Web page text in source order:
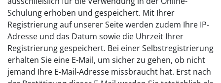
Schulung erhoben und gespeichert. Mit Ihrer
Registrierung auf unserer Seite werden zudem Ihre IP-
Adresse und das Datum sowie die Uhrzeit Ihrer
Registrierung gespeichert. Bei einer Selbstregistrierung
erhalten Sie eine E-Mail, um sicher zu gehen, ob nicht
jemand Ihre E-Mail-Adresse missbraucht hat. Erst nach